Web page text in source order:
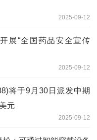
2025-09-12
展“全国药品安全宣传
2025-09-12
将于9月30日派发中期
元
2025-09-12